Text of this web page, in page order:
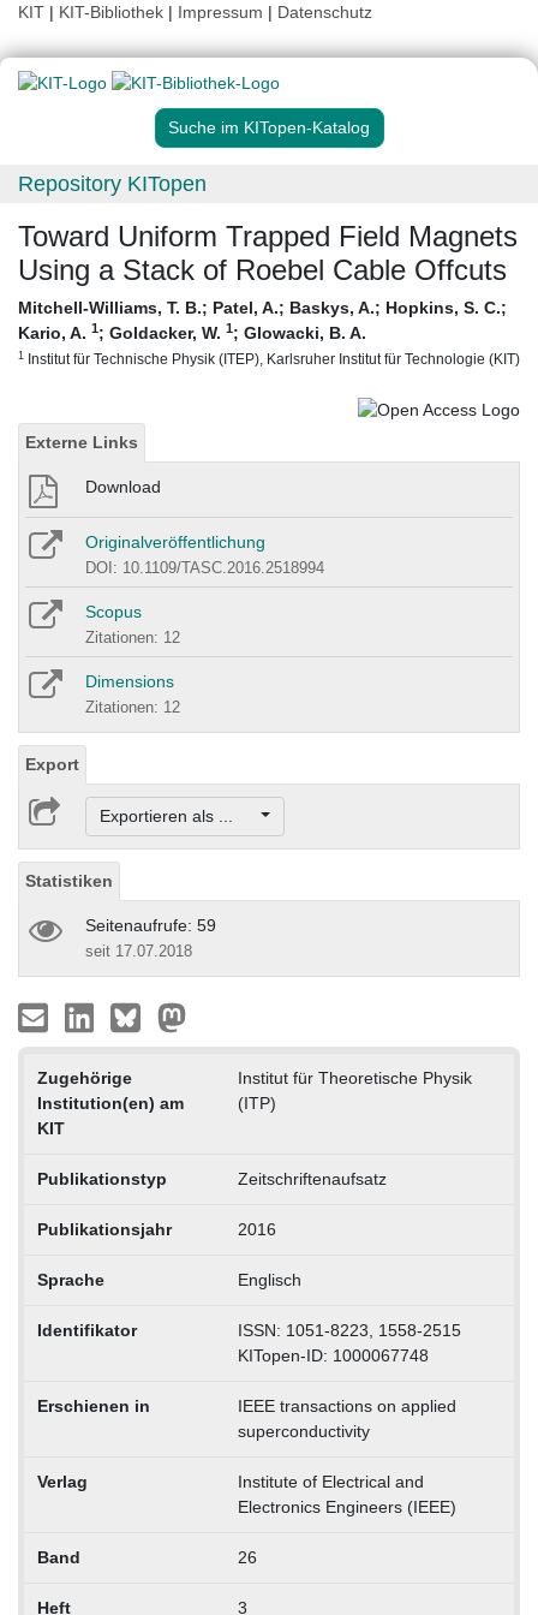
KIT | KIT-Bibliothek | Impressum | Datenschutz
Suche im KITopen-Katalog
Repository KITopen
Toward Uniform Trapped Field Magnets
Using a Stack of Roebel Cable Offcuts
Mitchell-Williams, T. B.; Patel, A.; Baskys, A.; Hopkins, S. C.;
Kario, A. 1; Goldacker, W. 1; Glowacki, B. A.
1 Institut für Technische Physik (ITEP), Karlsruher Institut für Technologie (KIT)
Externe Links
Download
Originalveröffentlichung
DOI: 10.1109/TASC.2016.2518994
Scopus
Zitationen: 12
Dimensions
Zitationen: 12
Export
Exportieren als ...
Statistiken
Seitenaufrufe: 59
seit 17.07.2018
Zugehörige
Institution(en) am
KIT
Institut für Theoretische Physik
(ITP)
Publikationstyp Zeitschriftenaufsatz
Publikationsjahr 2016
Sprache Englisch
Identifikator
ISSN: 1051-8223, 1558-2515
KITopen-ID: 1000067748
Erschienen in
IEEE transactions on applied
superconductivity
Verlag
Institute of Electrical and
Electronics Engineers (IEEE)
Band 26
Heft 3